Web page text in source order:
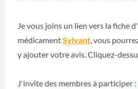
Je vous joins un lien vers la fiche
médicamentSylvant, vous
y ajouter votre avis. Cliquez-
J'invite des membres à participer :